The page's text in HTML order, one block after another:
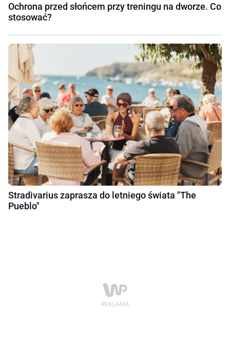
Ochrona przed słońcem przy treningu na dworze. Co
stosować?
Stradivarius zaprasza do letniego świata "The
Pueblo"